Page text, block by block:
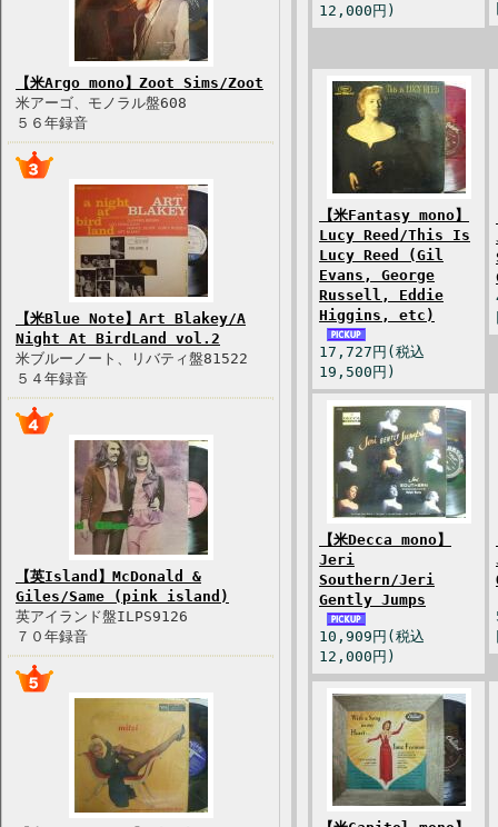
【米Argo mono】Zoot Sims/Zoot
米アーゴ、モノラル盤608
５６年録音
【米Blue Note】Art Blakey/A
Night At BirdLand vol.2
米ブルーノート、リバティ盤81522
５４年録音
【英Island】McDonald &
Giles/Same (pink island)
英アイランド盤ILPS9126
７０年録音
12,000円)
【米Fantasy mono】
Lucy Reed/This Is
Lucy Reed (Gil
Evans, George
Russell, Eddie
Higgins, etc)
17,727円(税込
19,500円)
【米Decca mono】
Jeri
Southern/Jeri
Gently Jumps
10,909円(税込
12,000円)